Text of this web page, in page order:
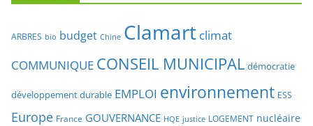
ARBRES bio budget Chine Clamart climat
COMMUNIQUE CONSEIL MUNICIPAL démocratie
développement durable EMPLOI environnement ESS
Europe France GOUVERNANCE HQE justice LOGEMENT nucléaire